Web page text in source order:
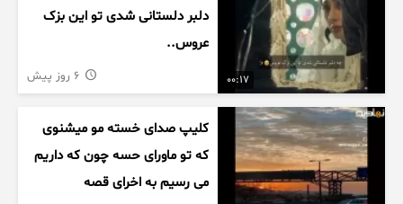
00:17
دلبر دلستانی شدی تو این بزک
عروس..
کلیپ صدای خسته مو میشنوی
که تو ماورای حسه چون که داریم
می رسیم به اخرای قصه